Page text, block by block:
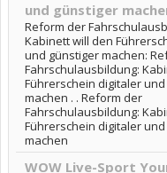
und günstiger
Reform der
Kabinett will den
und günstiger machen:
Fahrschulausbildung:
Führerschein digitaler
machen . . Reform der
Fahrschulausbildung:
Führerschein digitaler
machen
WOW Live-Sport